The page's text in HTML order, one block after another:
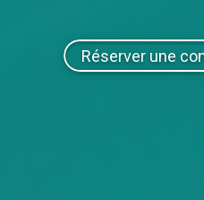
Réserver une